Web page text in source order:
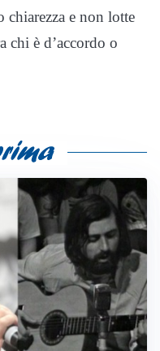
chiarezza e non lotte
chi è d’accordo o